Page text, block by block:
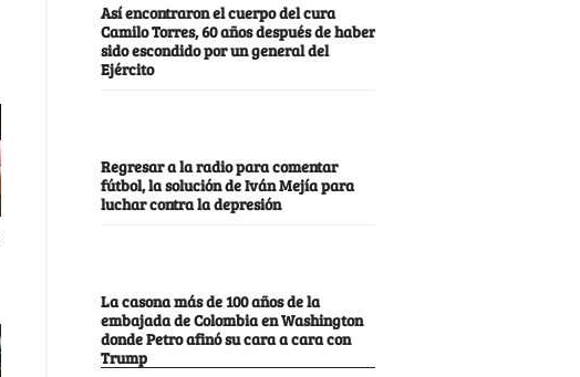
Así encontraron el cuerpo del cura
Camilo Torres, 60 años después de haber
sido escondido por un general del
Ejército
Regresar a la radio para comentar
fútbol, la solución de Iván Mejía para
luchar contra la depresión
La casona más de 100 años de la
embajada de Colombia en Washington
donde Petro afinó su cara a cara con
Trump